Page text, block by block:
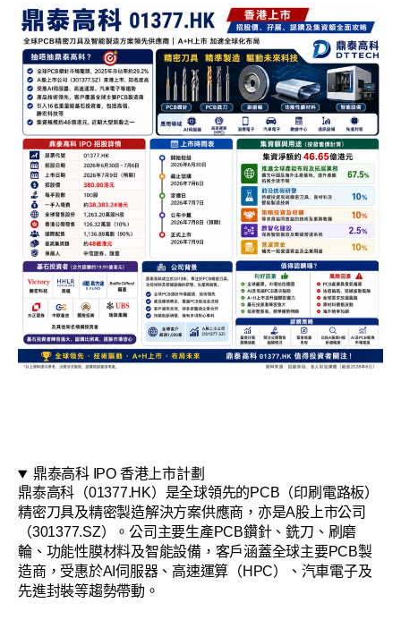
鼎泰高科 IPO 香港上市計劃
鼎泰高科（01377.HK）是全球領先的PCB（印刷電路板）
精密刀具及精密製造解決方案供應商，亦是A股上市公司
（301377.SZ）。公司主要生產PCB鑽針、銑刀、刷磨
輪、功能性膜材料及智能設備，客戶涵蓋全球主要PCB製
造商，受惠於AI伺服器、高速運算（HPC）、汽車電子及
先進封裝等趨勢帶動。